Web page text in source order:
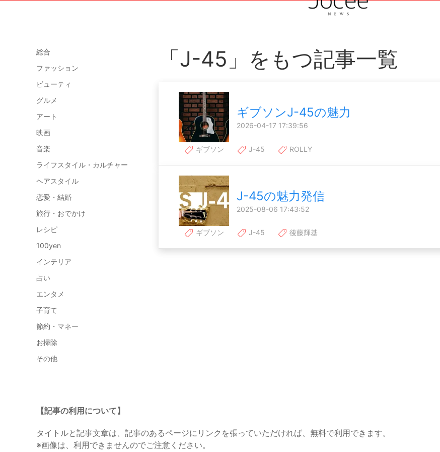
総合
ファッション
ビューティ
グルメ
アート
映画
音楽
ライフスタイル・カルチャー
ヘアスタイル
恋愛・結婚
旅行・おでかけ
レシピ
100yen
インテリア
占い
エンタメ
子育て
節約・マネー
お掃除
その他
「J-45」をもつ記事一覧
ギブソンJ-45の魅力
2026-04-17 17:39:56
ギブソン J-45 ROLLY
J-45の魅力発信
2025-08-06 17:43:52
ギブソン J-45 後藤輝基
【記事の利用について】
タイトルと記事文章は、記事のあるページにリンクを張っていただければ、無料で利用できます。
※画像は、利用できませんのでご注意ください。